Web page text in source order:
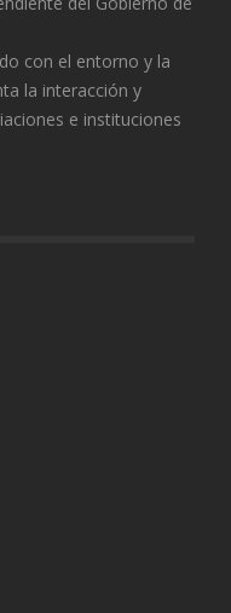
con el entorno y la
la interacción y
e instituciones